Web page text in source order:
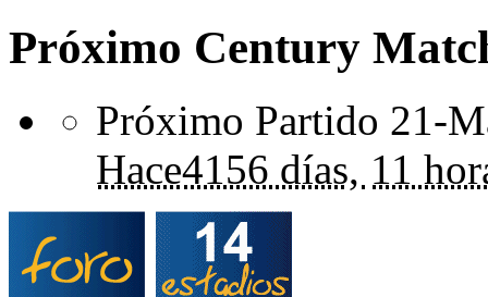
Próximo Century
Próximo Partido 21-
Hace4156 días, 11